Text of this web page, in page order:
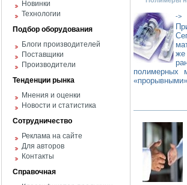
Новинки
Технологии
Подбор оборудования
Блоги производителей
Поставщики
Производители
Тенденции рынка
Мнения и оценки
Новости и статистика
Сотрудничество
Реклама на сайте
Для авторов
Контакты
Справочная
->
же
полимерных